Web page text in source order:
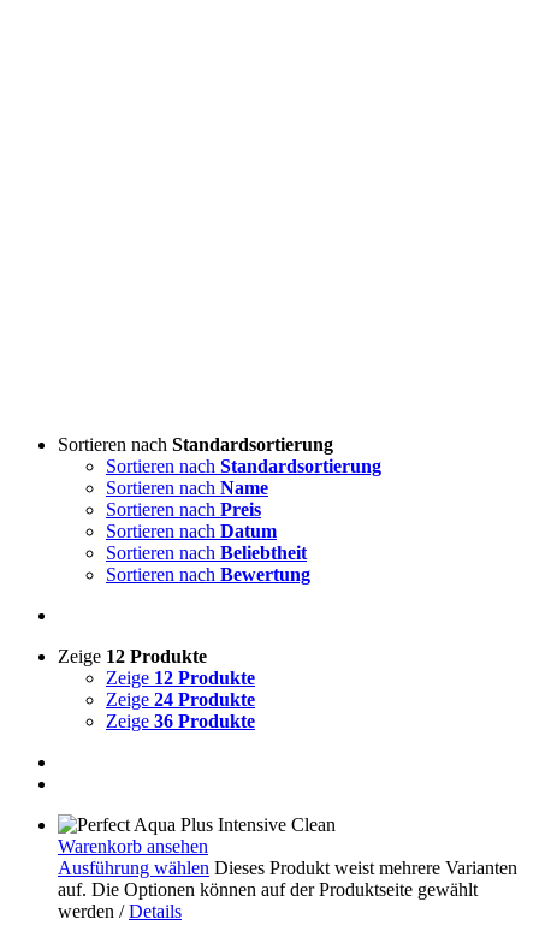
Sortieren nach Standardsortierung
Sortieren nach Standardsortierung
Sortieren nach Name
Sortieren nach Preis
Sortieren nach Datum
Sortieren nach Beliebtheit
Sortieren nach Bewertung
Zeige 12 Produkte
Zeige 12 Produkte
Zeige 24 Produkte
Zeige 36 Produkte
Warenkorb ansehen
Ausführung wählen Dieses Produkt weist mehrere Varianten
auf. Die Optionen können auf der Produktseite gewählt
werden / Details